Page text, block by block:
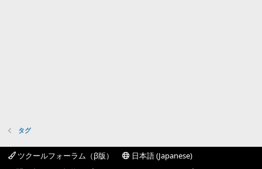
タグ
ツクールフォーラム（β版）
日本語 (Japanese)